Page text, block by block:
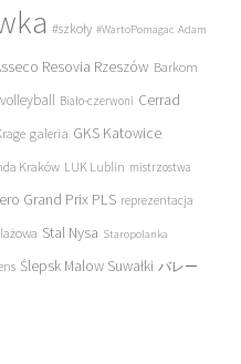
#szkoły #WartoPomagac Adam
Resovia Rzeszów Barkom
Biało-czerwoni Cerrad
galeria GKS Katowice
Kraków LUK Lublin mistrzostwa
Grand Prix PLS reprezentacja
Stal Nysa Staropolanka
Ślepsk Malow Suwałki バレー